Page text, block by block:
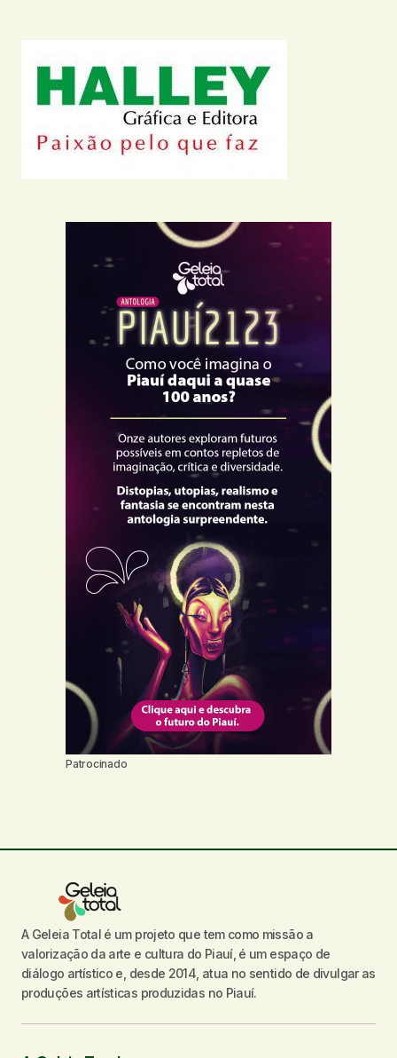
Patrocinado
A Geleia Total é um projeto que tem como missão a
valorização da arte e cultura do Piauí, é um espaço de
diálogo artístico e, desde 2014, atua no sentido de divulgar as
produções artísticas produzidas no Piauí.